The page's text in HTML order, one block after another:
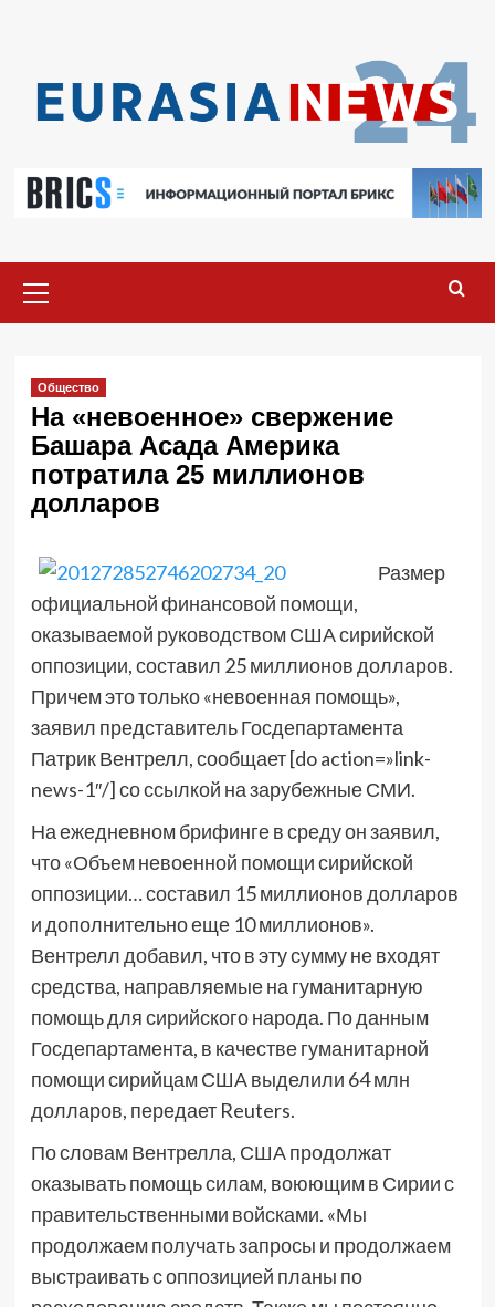
меню
Общество
На «невоенное» свержение
Башара Асада Америка
потратила 25 миллионов
долларов
Размер
официальной финансовой помощи,
оказываемой руководством США сирийской
оппозиции, составил 25 миллионов долларов.
Причем это только «невоенная помощь»,
заявил представитель Госдепартамента
Патрик Вентрелл, сообщает [do action=»link-
news-1″/] со ссылкой на зарубежные СМИ.
На ежедневном брифинге в среду он заявил,
что «Объем невоенной помощи сирийской
оппозиции… составил 15 миллионов долларов
и дополнительно еще 10 миллионов».
Вентрелл добавил, что в эту сумму не входят
средства, направляемые на гуманитарную
помощь для сирийского народа. По данным
Госдепартамента, в качестве гуманитарной
помощи сирийцам США выделили 64 млн
долларов, передает Reuters.
По словам Вентрелла, США продолжат
оказывать помощь силам, воюющим в Сирии с
правительственными войсками. «Мы
продолжаем получать запросы и продолжаем
выстраивать с оппозицией планы по